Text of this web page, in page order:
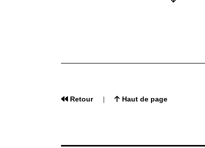
Retour| Haut de page